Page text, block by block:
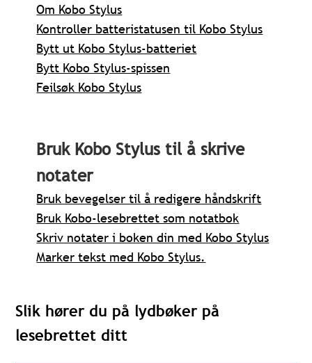
Om Kobo Stylus
Kontroller batteristatusen til Kobo Stylus
Bytt ut Kobo Stylus-batteriet
Bytt Kobo Stylus-spissen
Feilsøk Kobo Stylus
Bruk Kobo Stylus til å skrive
notater
Bruk bevegelser til å redigere håndskrift
Bruk Kobo-lesebrettet som notatbok
Skriv notater i boken din med Kobo Stylus
Marker tekst med Kobo Stylus.
Slik hører du på lydbøker på
lesebrettet ditt